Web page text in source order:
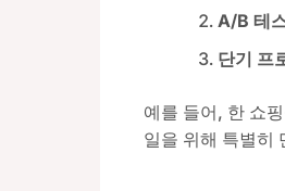
A/B 테
단기 프
예를 들어, 한 쇼
일을 위해 특별히